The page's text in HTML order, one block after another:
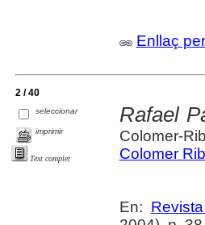
Enllaç
2 / 40
seleccionar
imprimir
Text complet
Rafael
Colomer-
Colomer
En: